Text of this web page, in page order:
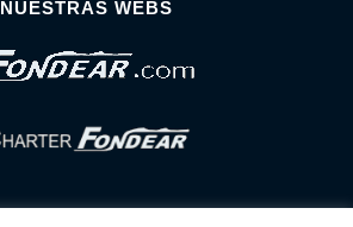
NUESTRAS WEBS